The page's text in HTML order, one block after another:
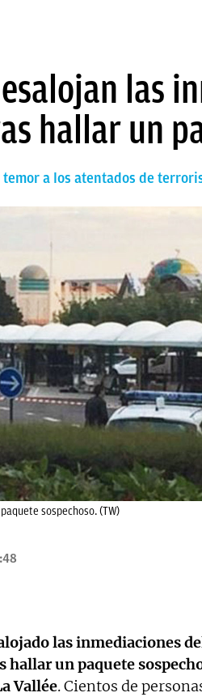
las
hallar un
a los atentados de
sospechoso. (TW)
las inmediaciones
hallar un paquete
Vallée. Cientos de